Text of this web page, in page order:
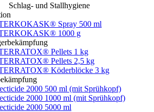
Schlag- und Stallhygiene
Spray 500 ml
1000 g
Pellets 1 kg
Pellets 2,5 kg
Köderblöcke 3 kg
2000 500 ml (mit Sprühkopf)
2000 1000 ml (mit Sprühkopf)
2000 5000 ml